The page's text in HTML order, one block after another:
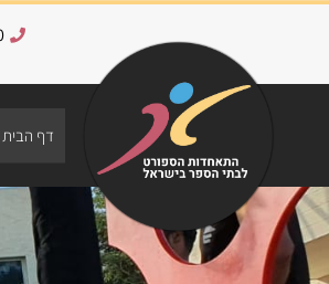
דף הבית